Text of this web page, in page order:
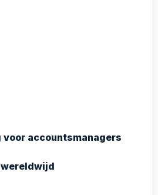
accountsmanagers
wereldwijd